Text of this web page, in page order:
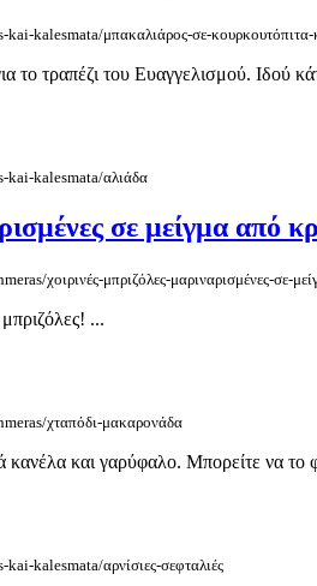
kalesmata/μπακαλιάρος-σε-κουρκουτόπιτα-
το τραπέζι του Ευαγγελισμού. Ιδού
kalesmata/αλιάδα
σε μείγμα από
μπριζόλες-μαριναρισμένες-σε-
μπριζόλες! ...
χταπόδι-μακαρονάδα
και γαρύφαλο. Μπορείτε να το
kalesmata/αρνίσιες-σεφταλιές